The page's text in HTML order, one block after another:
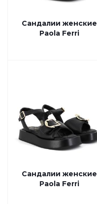
Сандалии женские
Paola Ferri
Сандалии женские
Paola Ferri